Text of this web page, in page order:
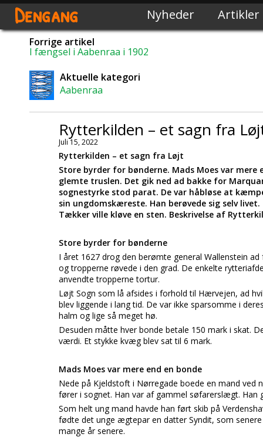
Dengang Nyheder Artikler
Forrige artikel
I fængsel i Aabenraa i 1902
Aktuelle kategori
Aabenraa
Rytterkilden – et sagn fra
Juli 15, 2022
Rytterkilden – et sagn fra Løjt
Store byrder for bønderne. Mads Moes var
glemte truslen. Det gik ned ad bakke for
sognestyrke stod parat. De var håbløse at
sin ungdomskæreste. Han berøvede sig selv
Tækker ville kløve en sten. Beskrivelse af
Store byrder for bønderne
I året 1627 drog den berømte general Wallenstein
og tropperne røvede i den grad. De enkelte
anvendte tropperne tortur.
Løjt Sogn som lå afsides i forhold til Hærvejen, ad
blev liggende i lang tid. De var ikke sparsomme i
halm og lige så meget hø.
Desuden måtte hver bonde betale 150 mark i skat.
værdi. Et stykke kvæg blev sat til 6 mark.
Mads Moes var mere end en bonde
Nede på Kjeldstoft i Nørregade boede en mand ved
fører i sognet. Han var af gammel søfarerslægt.
Som helt ung mand havde han ført skib på
fødte det unge ægtepar en datter Syndit, som
mange år senere.